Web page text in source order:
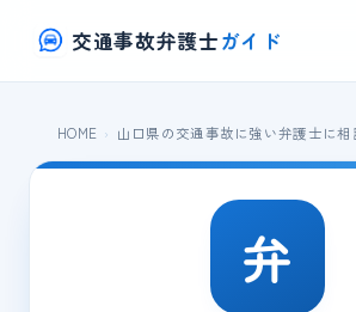
交通事故弁護士ガイド
HOME 山口県の交通事故に強い弁護士に相
弁